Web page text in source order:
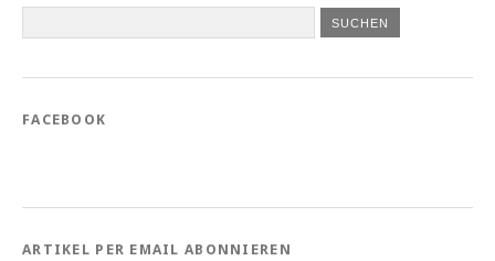
FACEBOOK
ARTIKEL PER EMAIL ABONNIEREN